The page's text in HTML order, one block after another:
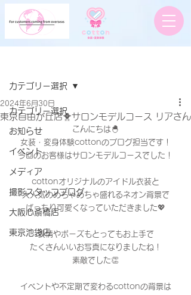
カテゴリー選択
お知らせ
イベント
メディア
撮影スタッフブログ
大阪心斎橋店
東京池袋店
カテゴリー選択
東京自由が丘店🐥サロンモデルコース リアさん
2024年6月30日
こんにちは🐣
女装・変身体験cottonのブログ担当です！
今回のお客様はサロンモデルコースでした！
cottonオリジナルのアイドル衣装と
大人気のめちゃめちゃ盛れるネオン背景で
ばっちり可愛くなっていただきました💖
表情やポーズもとってもお上手で
たくさんいいお写真になりましたね！
素敵でした👏
イベントや不定期で変わるcottonの背景は